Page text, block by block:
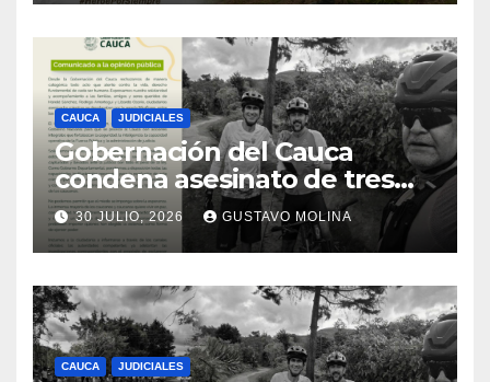
CAUCA JUDICIALES
Gobernación del Cauca
condena asesinato de tres
ciudadanos y exige medidas
urgentes al Gobierno
Nacional
30 JULIO, 2026 GUSTAVO MOLINA
CAUCA JUDICIALES